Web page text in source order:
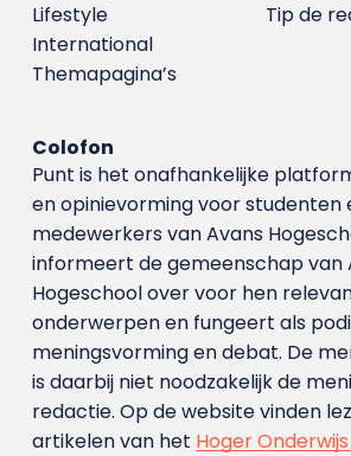
Tip de
Lifestyle
International
Themapagina’s
Colofon
Punt is het onafhankelijke
en opinievorming voor studenten
medewerkers van Avans
informeert de gemeenschap van
Hogeschool over voor hen
onderwerpen en fungeert als
meningsvorming en debat. De
is daarbij niet noodzakelijk de
redactie. Op de website vinden
artikelen van het Hoger